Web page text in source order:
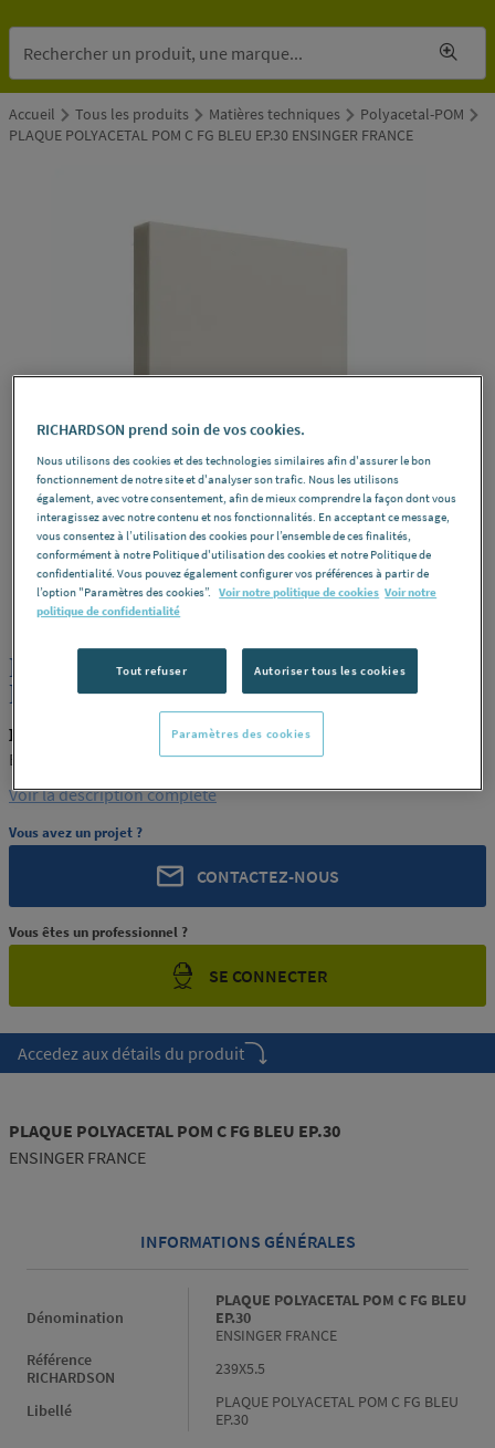
Accueil Tous les produits Matières techniques
Polyacetal-POM
PLAQUE POLYACETAL POM C FG BLEU EP.30 ENSINGER FRANCE
ROCHLING REF : 239X5
PLAQUE POLYACETAL POM C FG BLEU
EP.30 ENSINGER FRANCE
ROCHLING PRODUIT-239X5
ENSINGER FRANCE
Voir la description complète
Vous avez un projet ?
CONTACTEZ-NOUS
Vous êtes un professionnel ?
SE CONNECTER
Accedez aux détails du produit
PLAQUE POLYACETAL POM C FG BLEU EP.30
ENSINGER FRANCE
INFORMATIONS GÉNÉRALES
Dénomination
PLAQUE POLYACETAL POM C FG BLEU
EP.30
ENSINGER FRANCE
Référence
RICHARDSON
239X5.5
Libellé
PLAQUE POLYACETAL POM C FG BLEU
EP.30
RICHARDSON prend soin de vos cookies.
Nous utilisons des cookies et des technologies similaires afin d'assurer le bon
fonctionnement de notre site et d'analyser son trafic. Nous les utilisons
également, avec votre consentement, afin de mieux comprendre la façon dont vous
interagissez avec notre contenu et nos fonctionnalités. En acceptant ce message,
vous consentez à l’utilisation des cookies pour l’ensemble de ces finalités,
conformément à notre Politique d'utilisation des cookies et notre Politique de
confidentialité. Vous pouvez également configurer vos préférences à partir de
l’option "Paramètres des cookies”. Voir notre politique de cookies Voir notre
politique de confidentialité
Tout refuser Autoriser tous les cookies
Paramètres des cookies